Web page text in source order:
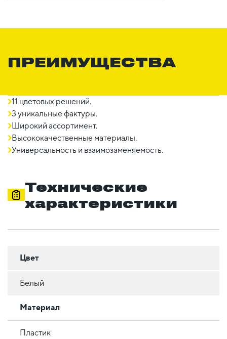
ПРЕИМУЩЕСТВА
11 цветовых решений.
3 уникальные фактуры.
Широкий ассортимент.
Высококачественные материалы.
Универсальность и взаимозаменяемость.
Технические
характеристики
Цвет
Белый
Материал
Пластик